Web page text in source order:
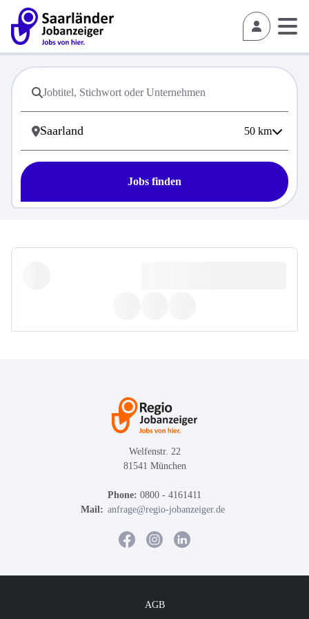
50 km
Jobs finden
Welfenstr. 22
81541 München
Phone: 0800 - 4161411
Mail: anfrage@regio-jobanzeiger.de
AGB